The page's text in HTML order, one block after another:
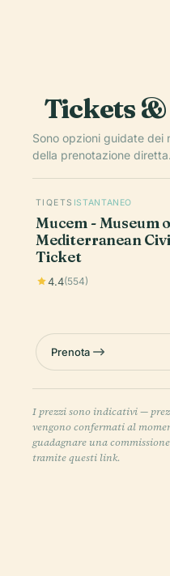
Tickets &
Sono opzioni guidate
della prenotazione diretta.
TIQETS ISTANTANEO
Mucem - Museum
Mediterranean
Ticket
4.4(554)
Prenota
I prezzi sono indicativi —
vengono confermati al
guadagnare una
tramite questi link.